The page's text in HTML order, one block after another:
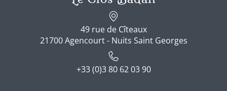
49 rue de Cîteaux
21700 Agencourt - Nuits Saint Georges
+33 (0)3 80 62 03 90